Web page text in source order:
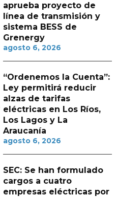
aprueba proyecto de
línea de transmisión y
sistema BESS de
Grenergy
agosto 6, 2026
“Ordenemos la Cuenta”:
Ley permitirá reducir
alzas de tarifas
eléctricas en Los Ríos,
Los Lagos y La
Araucanía
agosto 6, 2026
SEC: Se han formulado
cargos a cuatro
empresas eléctricas por